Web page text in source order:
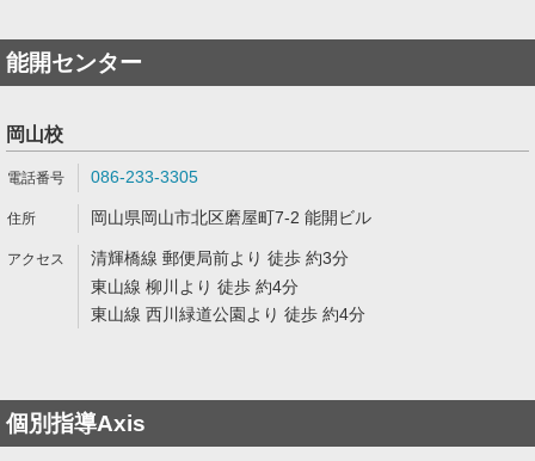
能開センター
岡山校
086-233-3305
岡山県岡山市北区磨屋町7-2 能開ビル
清輝橋線 郵便局前より 徒歩 約3分
東山線 柳川より 徒歩 約4分
東山線 西川緑道公園より 徒歩 約4分
個別指導Axis